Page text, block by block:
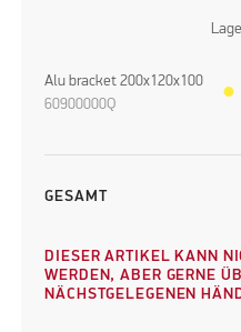
Alu bracket 200x120x100
60900000Q
●
GESAMT
DIESER ARTIKEL KANN
WERDEN, ABER GERNE
NÄCHSTGELEGENEN